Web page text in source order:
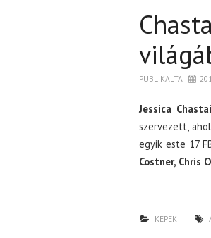
PUBLIKÁLTA
Jessica
szervezett,
egyik este 17
Costner, Chris
KÉPEK